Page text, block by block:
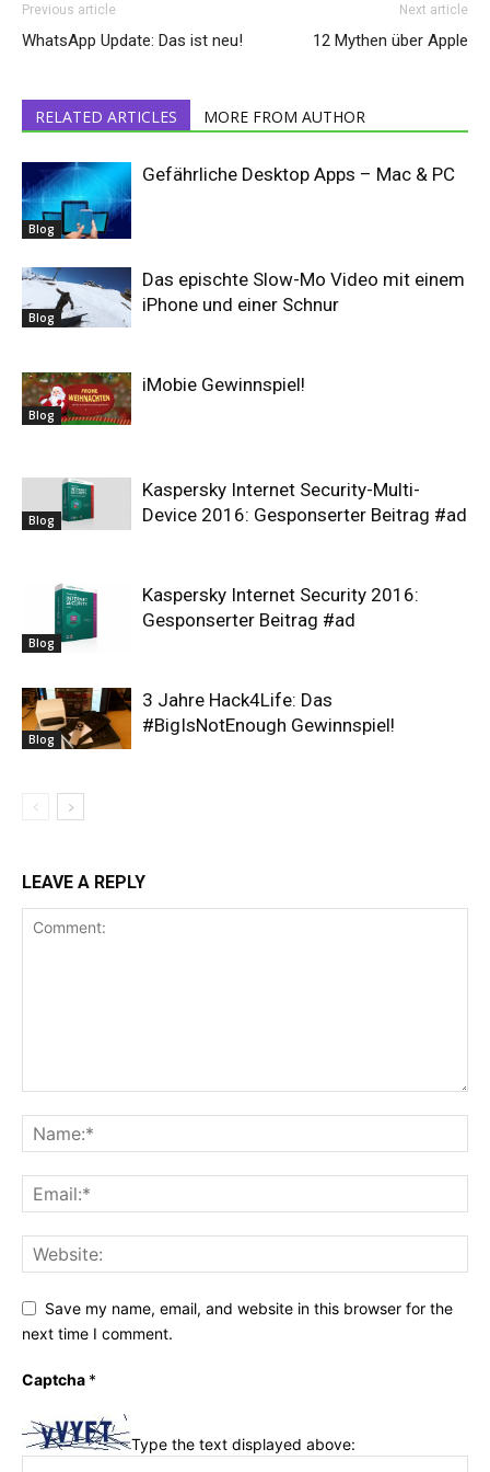
Previous article
WhatsApp Update: Das ist neu!
Next article
12 Mythen über Apple
RELATED ARTICLES MORE FROM AUTHOR
Blog
Gefährliche Desktop Apps – Mac & PC
Blog
Das epischte Slow-Mo Video mit einem
iPhone und einer Schnur
Blog
iMobie Gewinnspiel!
Blog
Kaspersky Internet Security-Multi-
Device 2016: Gesponserter Beitrag #ad
Blog
Kaspersky Internet Security 2016:
Gesponserter Beitrag #ad
Blog
3 Jahre Hack4Life: Das
#BigIsNotEnough Gewinnspiel!
LEAVE A REPLY
Save my name, email, and website in this browser for the
next time I comment.
Captcha *
Type the text displayed above: